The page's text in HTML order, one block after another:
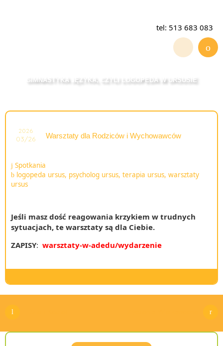
tel: 513 683 083
GIMNASTYKA JĘZYKA, CZYLI LOGOPEDA W URSUSIE
2026
03/26 Warsztaty dla Rodziców i Wychowawców
Spotkania
logopeda ursus, psycholog ursus, terapia ursus, warsztaty
ursus
Jeśli masz dość reagowania krzykiem w trudnych
sytuacjach, te warsztaty są dla Ciebie.
ZAPISY: warsztaty-w-adedu/wydarzenie